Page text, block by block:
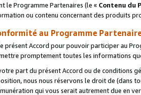
le Programme Partenaires (le « Contenu du
ou contenu concernant des produits
au Programme
présent Accord pour pouvoir participer au
promptement toutes les informations
part du présent Accord ou de conditions
nous nous réservons le droit de (dans
qui vous serait autrement due en